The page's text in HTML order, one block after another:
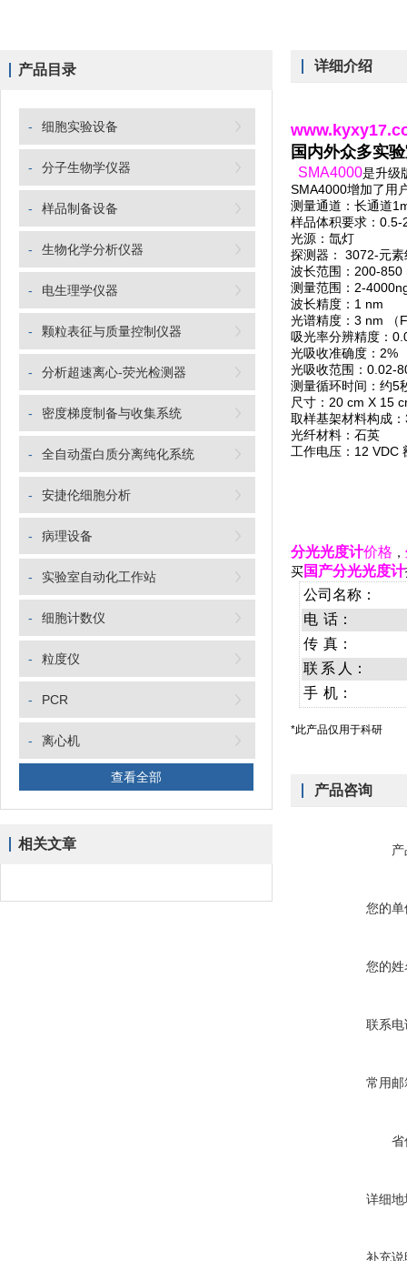
产品目录
- 细胞实验设备
- 分子生物学仪器
- 样品制备设备
- 生物化学分析仪器
- 电生理学仪器
- 颗粒表征与质量控制仪器
- 分析超速离心-荧光检测器
- 密度梯度制备与收集系统
- 全自动蛋白质分离纯化系统
- 安捷伦细胞分析
- 病理设备
- 实验室自动化工作站
- 细胞计数仪
- 粒度仪
- PCR
- 离心机
查看全部
相关文章
详细介绍
国内外众多实
SMA4000是升级
SMA4000增加了用
测量通道：长通道
样品体积要求：0.5-
光源：氙灯
探测器： 3072-元
波长范围：200-850
测量范围：2-
波长精度：1 nm
光谱精度：3 nm （
吸光率分辨精度：
光吸收准确度：2%
光吸收范围：0.02-
测量循环时间：约5
尺寸：20 cm X 15
取样基架材料构成
光纤材料：石英
工作电压：12 VDC
分光光度计价格 ，
买国产分光光度计
公司名称：
电 话：
传 真：
联 系 人：
手 机：
*此产品仅用于科研
产品咨询
您的单
您的姓
联系电
常用邮
省
详细地
补充说